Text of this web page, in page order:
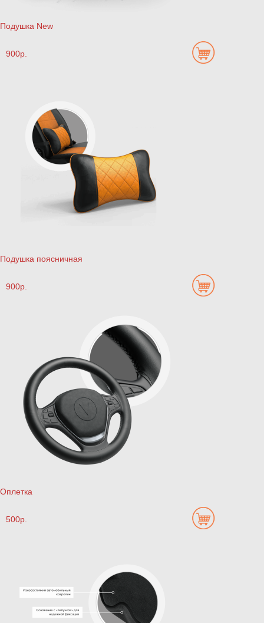
Подушка New
900р.
Подушка поясничная
900р.
Оплетка
500р.